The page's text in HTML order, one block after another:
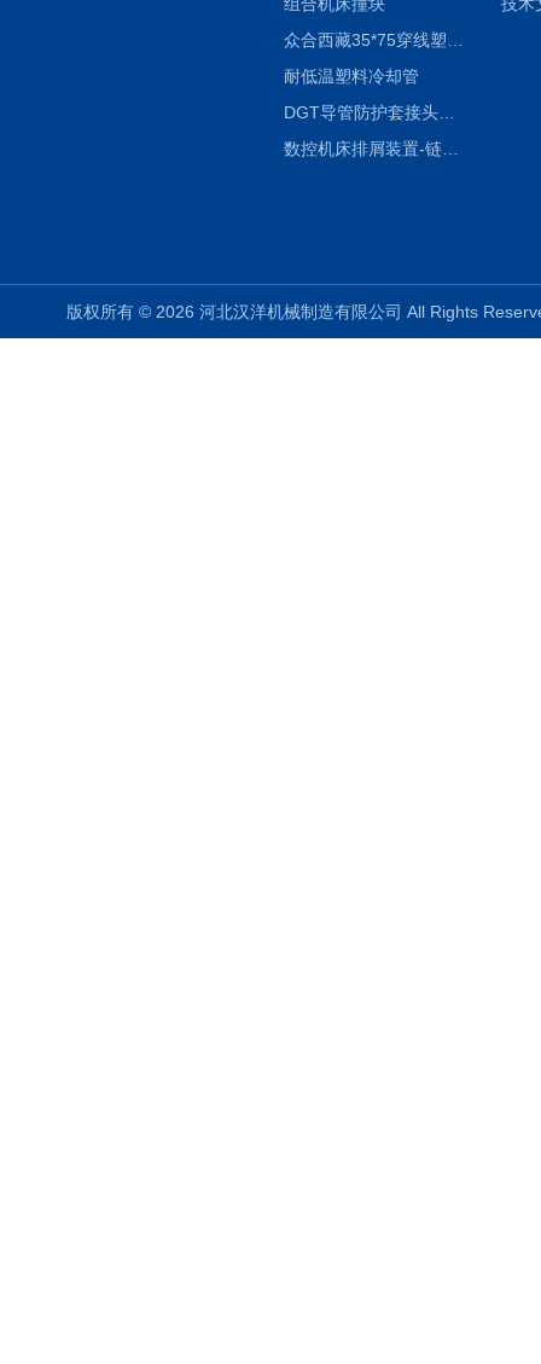
耐低温塑料冷却管
DGT导管防护套接头形式与参数
数控机床排屑装置-链板式排屑机
版权所有 © 2026 河北汉洋机械制造有限公司 All Rights